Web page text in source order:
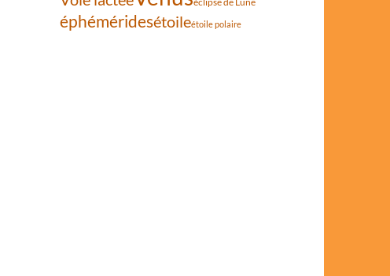
éphéméridesétoileétoile polaire